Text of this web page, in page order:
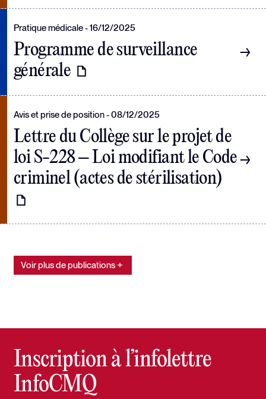
Pratique médicale 16/12/2025
Programme de surveillance
générale
Avis et prise de position 08/12/2025
Lettre du Collège sur le projet de
loi S-228 – Loi modifiant le Code
criminel (actes de stérilisation)
Voir plus de publications
Inscription à l’infolettre
InfoCMQ